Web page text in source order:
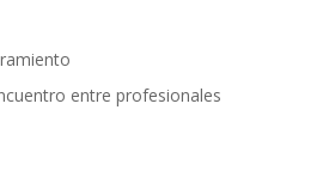
entre profesionales